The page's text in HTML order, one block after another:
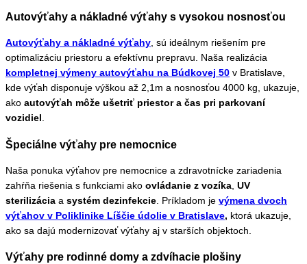
Autovýťahy a nákladné výťahy s vysokou nosnosťou
Autovýťahy a nákladné výťahy, sú ideálnym riešením pre
optimalizáciu priestoru a efektívnu prepravu. Naša realizácia
kompletnej výmeny autovýťahu na Búdkovej 50 v Bratislave,
kde výťah disponuje výškou až 2,1m a nosnosťou 4000 kg, ukazuje,
ako autovýťah môže ušetriť priestor a čas pri parkovaní
vozidiel.
Špeciálne výťahy pre nemocnice
Naša ponuka výťahov pre nemocnice a zdravotnícke zariadenia
zahŕňa riešenia s funkciami ako ovládanie z vozíka UV
sterilizácia a systém dezinfekcie . Príkladom je výmena dvoch
výťahov v Poliklinike Líščie údolie v Bratislave, ktorá ukazuje,
ako sa dajú modernizovať výťahy aj v starších objektoch.
Výťahy pre rodinné domy a zdvíhacie plošiny